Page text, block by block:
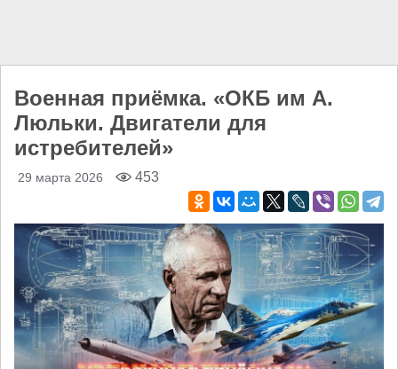
Военная приёмка. «ОКБ им А.
Люльки. Двигатели для
истребителей»
29 марта 2026 453